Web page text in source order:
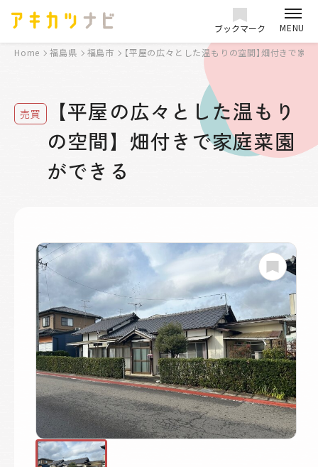
ブックマーク MENU
Home 福島県 福島市 【平屋の広々とした温もりの空間】畑付きで家
売買
【平屋の広々とした温もり
の空間】畑付きで家庭菜園
ができる